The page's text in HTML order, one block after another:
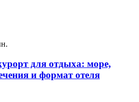
для отдыха: море,
и формат отеля